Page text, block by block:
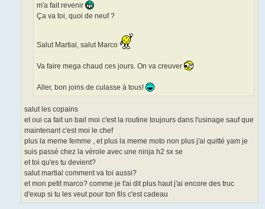
m'a fait revenir
Ça va toi, quoi de neuf ?
Salut Martial, salut Marco
Va faire mega chaud ces jours. On va creuver
Aller, bon joins de culasse à tous!
salut les copains
et oui ca fait un bail moi c'est la routine toujours dans l'usinage sauf que
maintenant c'est moi le chef
plus la meme femme , et plus la meme moto non plus j'ai quitté yam je
suis passé chez la vérole avec une ninja h2 sx se
et toi qu'es tu devient?
salut martial comment va toi aussi?
et mon petit marco? comme je t'ai dit plus haut j'ai encore des truc
d'exup si tu les veut pour ton fils c'est cadeau